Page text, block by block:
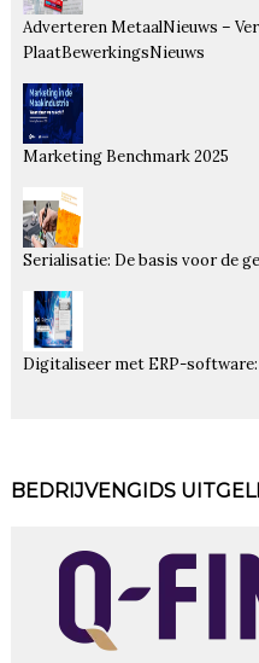
Adverteren MetaalNieuws –
PlaatBewerkingsNieuws
Marketing Benchmark 2025
Serialisatie: De basis voor de
Digitaliseer met ERP-software:
BEDRIJVENGIDS